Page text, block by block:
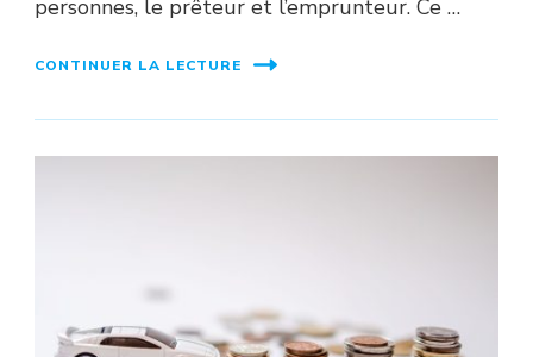
personnes, le prêteur et l’emprunteur. Ce …
CONTINUER LA LECTURE